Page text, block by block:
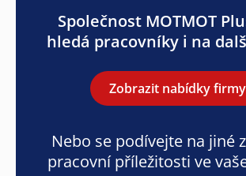
Společnost MOTMOT
hledá pracovníky i na
Zobrazit nabídky firmy
Nebo se podívejte na jiné
pracovní příležitosti ve